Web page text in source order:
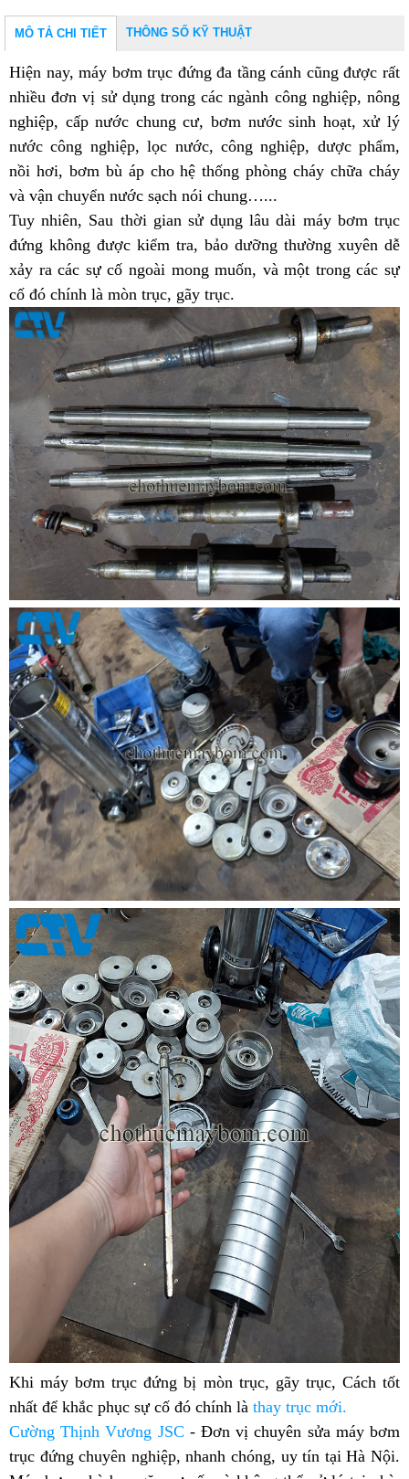
MÔ TẢ CHI TIẾT THÔNG SỐ KỸ THUẬT
Hiện nay, máy bơm trục đứng đa tầng cánh cũng được rất
nhiều đơn vị sử dụng trong các ngành công nghiệp, nông
nghiệp, cấp nước chung cư, bơm nước sinh hoạt, xử lý
nước công nghiệp, lọc nước, công nghiệp, dược phẩm,
nồi hơi, bơm bù áp cho hệ thống phòng cháy chữa cháy
và vận chuyển nước sạch nói chung…...
Tuy nhiên, Sau thời gian sử dụng lâu dài máy bơm trục
đứng không được kiểm tra, bảo dưỡng thường xuyên dễ
xảy ra các sự cố ngoài mong muốn, và một trong các sự
cố đó chính là mòn trục, gãy trục.
Khi máy bơm trục đứng bị mòn trục, gãy trục, Cách tốt
nhất để khắc phục sự cố đó chính là thay trục mới.
Cường Thịnh Vương JSC -Đơn vị chuyên sửa máy bơm
trục đứng chuyên nghiệp, nhanh chóng, uy tín tại Hà Nội.